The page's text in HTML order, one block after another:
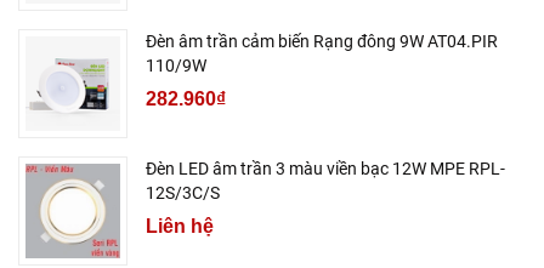
Đèn âm trần cảm biến Rạng đông 9W AT04.PIR
110/9W
282.960₫
Đèn LED âm trần 3 màu viền bạc 12W MPE RPL-
12S/3C/S
Liên hệ